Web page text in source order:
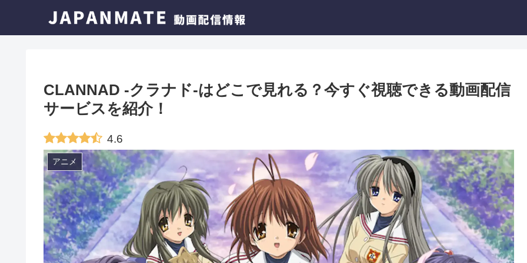
CLANNAD -クラナド-はどこで見れる？今すぐ視聴できる動画配信
サービスを紹介！
4.6
アニメ